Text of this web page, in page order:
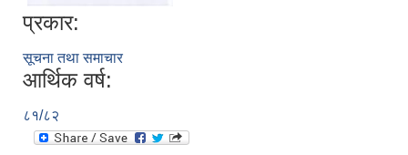
प्रकार:
सूचना तथा समाचार
आर्थिक वर्ष:
८१/८२